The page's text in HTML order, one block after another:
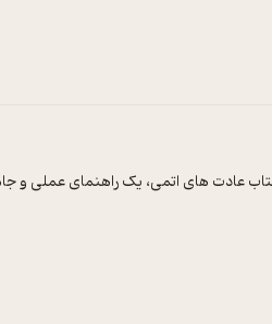
کتاب عادت های اتمی، یک راهنمای